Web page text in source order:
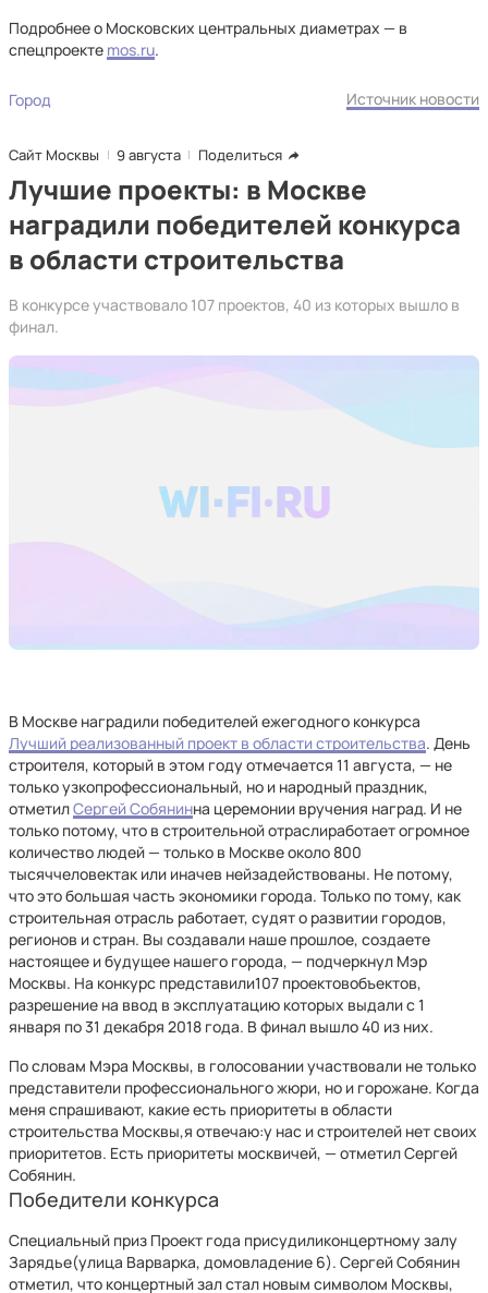
Подробнее о Московских центральных диаметрах — в
спецпроекте mos.ru.
Город Источник новости
Сайт Москвы 9 августа Поделиться
Лучшие проекты: в Москве
наградили победителей конкурса
в области строительства
В конкурсе участвовало 107 проектов, 40 из которых вышло в
финал.
В Москве наградили победителей ежегодного конкурса
Лучший реализованный проект в области строительства. День
строителя, который в этом году отмечается 11 августа, — не
только узкопрофессиональный, но и народный праздник,
отметилСергей Собянинна церемонии вручения наград. И не
только потому, что в строительной отраслиработает огромное
количество людей — только в Москве около 800
тысяччеловектак или иначев нейзадействованы. Не потому,
что это большая часть экономики города. Только по тому, как
строительная отрасль работает, судят о развитии городов,
регионов и стран. Вы создавали наше прошлое, создаете
настоящее и будущее нашего города, — подчеркнул Мэр
Москвы. На конкурс представили107 проектовобъектов,
разрешение на ввод в эксплуатацию которых выдали с 1
января по 31 декабря 2018 года. В финал вышло 40 из них.
По словам Мэра Москвы, в голосовании участвовали не только
представители профессионального жюри, но и горожане. Когда
меня спрашивают, какие есть приоритеты в области
строительства Москвы,я отвечаю:у нас и строителей нет своих
приоритетов. Есть приоритеты москвичей, — отметил Сергей
Собянин.
Победители конкурса
Специальный приз Проект года присудиликонцертному залу
Зарядье(улица Варварка, домовладение 6). Сергей Собянин
отметил, что концертный зал стал новым символом Москвы,